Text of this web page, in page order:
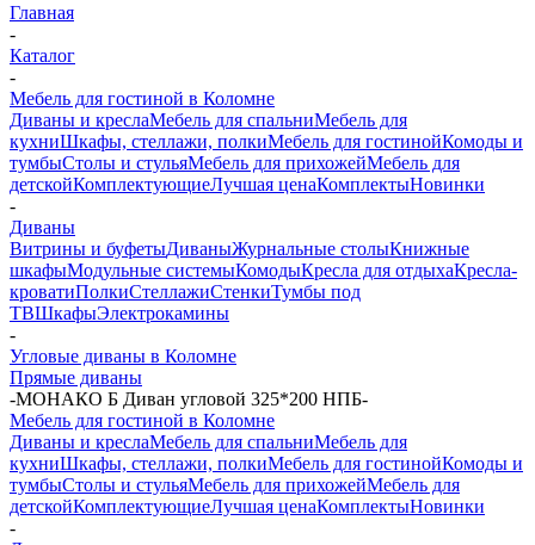
Главная
-
Каталог
-
Мебель для гостиной в Коломне
Диваны и креслаМебель для спальниМебель для
кухниШкафы, стеллажи, полкиМебель для гостинойКомоды и
тумбыСтолы и стульяМебель для прихожейМебель для
детскойКомплектующиеЛучшая ценаКомплектыНовинки
-
Диваны
Витрины и буфетыДиваныЖурнальные столыКнижные
шкафыМодульные системыКомодыКресла для отдыхаКресла-
кроватиПолкиСтеллажиСтенкиТумбы под
ТВШкафыЭлектрокамины
-
Угловые диваны в Коломне
Прямые диваны
-МОНАКО Б Диван угловой 325*200 НПБ-
Мебель для гостиной в Коломне
Диваны и креслаМебель для спальниМебель для
кухниШкафы, стеллажи, полкиМебель для гостинойКомоды и
тумбыСтолы и стульяМебель для прихожейМебель для
детскойКомплектующиеЛучшая ценаКомплектыНовинки
-